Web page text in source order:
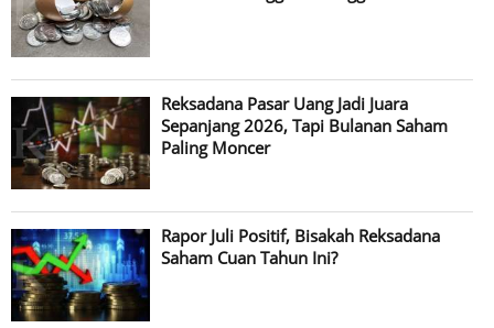
Reksadana Pasar Uang Jadi Juara
Sepanjang 2026, Tapi Bulanan Saham
Paling Moncer
Rapor Juli Positif, Bisakah Reksadana
Saham Cuan Tahun Ini?